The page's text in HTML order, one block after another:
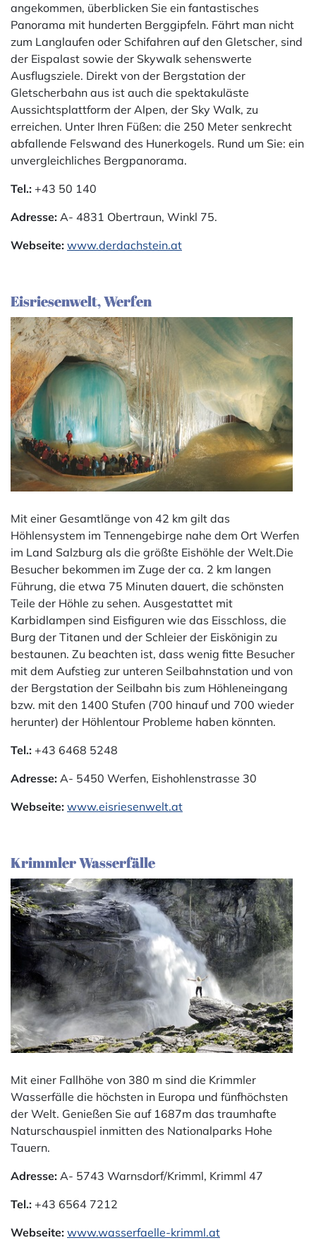
angekommen, überblicken Sie ein fantastisches
Panorama mit hunderten Berggipfeln. Fährt man nicht
zum Langlaufen oder Schifahren auf den Gletscher, sind
der Eispalast sowie der Skywalk sehenswerte
Ausflugsziele. Direkt von der Bergstation der
Gletscherbahn aus ist auch die spektakuläste
Aussichtsplattform der Alpen, der Sky Walk, zu
erreichen. Unter Ihren Füßen: die 250 Meter senkrecht
abfallende Felswand des Hunerkogels. Rund um Sie: ein
unvergleichliches Bergpanorama.
Tel.: +43 50 140
Adresse: A- 4831 Obertraun, Winkl 75.
Webseite: www.derdachstein.at
Eisriesenwelt, Werfen
Mit einer Gesamtlänge von 42 km gilt das
Höhlensystem im Tennengebirge nahe dem Ort Werfen
im Land Salzburg als die größte Eishöhle der Welt.Die
Besucher bekommen im Zuge der ca. 2 km langen
Führung, die etwa 75 Minuten dauert, die schönsten
Teile der Höhle zu sehen. Ausgestattet mit
Karbidlampen sind Eisfiguren wie das Eisschloss, die
Burg der Titanen und der Schleier der Eiskönigin zu
bestaunen. Zu beachten ist, dass wenig fitte Besucher
mit dem Aufstieg zur unteren Seilbahnstation und von
der Bergstation der Seilbahn bis zum Höhleneingang
bzw. mit den 1400 Stufen (700 hinauf und 700 wieder
herunter) der Höhlentour Probleme haben könnten.
Tel.: +43 6468 5248
Adresse: A- 5450 Werfen, Eishohlenstrasse 30
Webseite: www.eisriesenwelt.at
Krimmler Wasserfälle
Mit einer Fallhöhe von 380 m sind die Krimmler
Wasserfälle die höchsten in Europa und fünfhöchsten
der Welt. Genießen Sie auf 1687m das traumhafte
Naturschauspiel inmitten des Nationalparks Hohe
Tauern.
Adresse: A- 5743 Warnsdorf/Krimml, Krimml 47
Tel.: +43 6564 7212
Webseite: www.wasserfaelle-krimml.at